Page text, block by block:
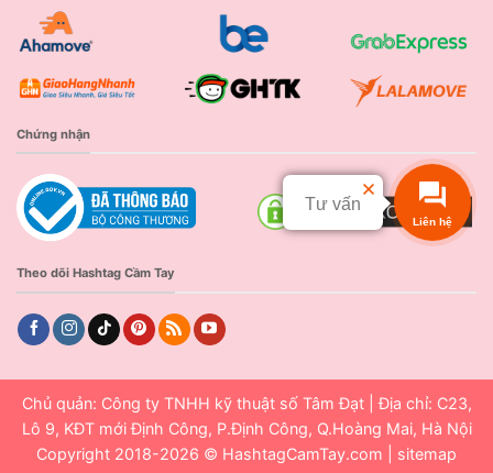
Chứng nhận
Theo dõi Hashtag Cầm Tay
Chủ quản: Công ty TNHH kỹ thuật số Tâm Đạt | Địa chỉ: C23,
Lô 9, KĐT mới Định Công, P.Định Công, Q.Hoàng Mai, Hà Nội
Copyright 2018-2026 © HashtagCamTay.com sitemap
Liên hệ
Tư vấn